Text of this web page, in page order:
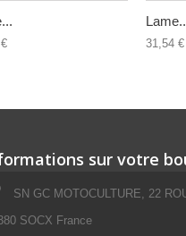
31,54 €
sur votre
SN GC MOTOCULTURE, 22
SOCX France